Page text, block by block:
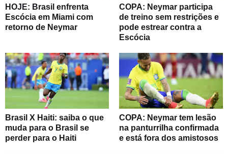
HOJE: Brasil enfrenta
Escócia em Miami com
retorno de Neymar
COPA: Neymar participa
de treino sem restrições e
pode estrear contra a
Escócia
Brasil X Haiti: saiba o que
muda para o Brasil se
perder para o Haiti
COPA: Neymar tem lesão
na panturrilha confirmada
e está fora dos amistosos